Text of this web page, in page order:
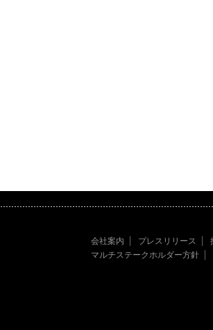
会社案内 プレスリリース
マルチステークホルダー方針